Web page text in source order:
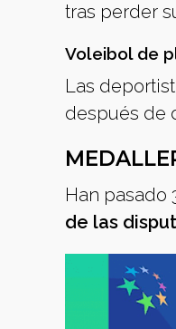
tras perder
Voleibol de
Las
después de
Han pasado
de las